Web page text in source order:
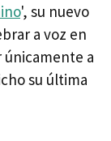
', su nuevo
a voz en
a
su última